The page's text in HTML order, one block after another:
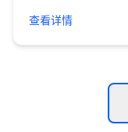
查看详情